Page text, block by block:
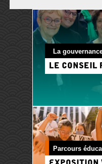
La
Le
Parcours